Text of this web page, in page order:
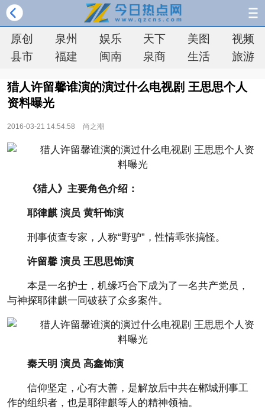
原创 泉州 娱乐 天下 美图
视频
县市
福建 闽南 泉商 生活 旅游
猎人许留馨谁演的演过什么电视剧 王思思个人
资料曝光
2016-03-21 14:54:58 尚之潮
《猎人》主要角色介绍：
耶律麒 演员 黄轩饰演
刑事侦查专家，人称“野驴”，性情乖张搞怪。
许留馨 演员 王思思饰演
本是一名护士，机缘巧合下成为了一名共产党员，
与神探耶律麒一同破获了众多案件。
秦天明 演员 高鑫饰演
信仰坚定，心有大善，是解放后中共在郴城刑事工
作的组织者，也是耶律麒等人的精神领袖。